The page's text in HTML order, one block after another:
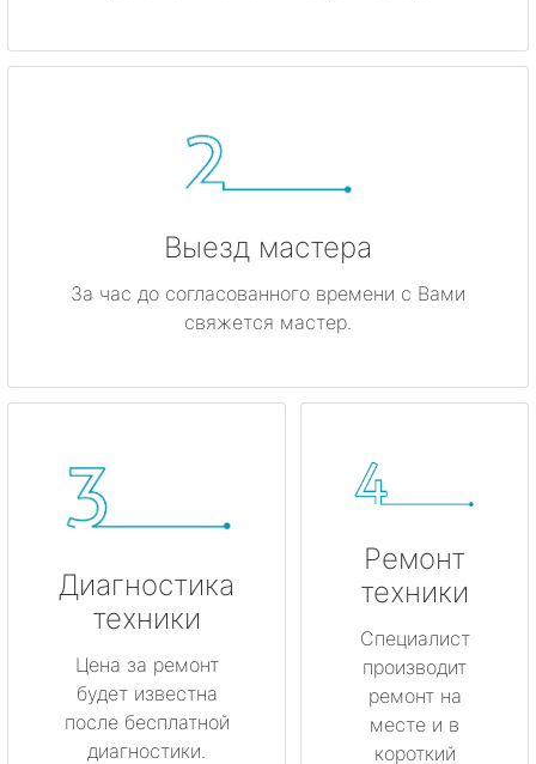
Выезд мастера
За час до согласованного времени с Вами
свяжется мастер.
Диагностика
техники
Цена за ремонт
будет известна
после бесплатной
диагностики.
Ремонт
техники
Специалист
производит
ремонт на
месте и в
короткий